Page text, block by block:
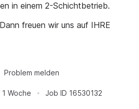
in einem 2-Schichtbetrieb.
freuen wir uns auf IHRE
Woche Job ID 16530132
Problem melden